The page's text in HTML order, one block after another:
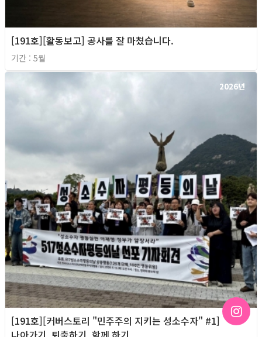
[191호][활동보고] 공사를 잘 마쳤습니다.
기간 : 5월
2026년
[191호][커버스토리 "민주주의 지키는 성소수자" #1]